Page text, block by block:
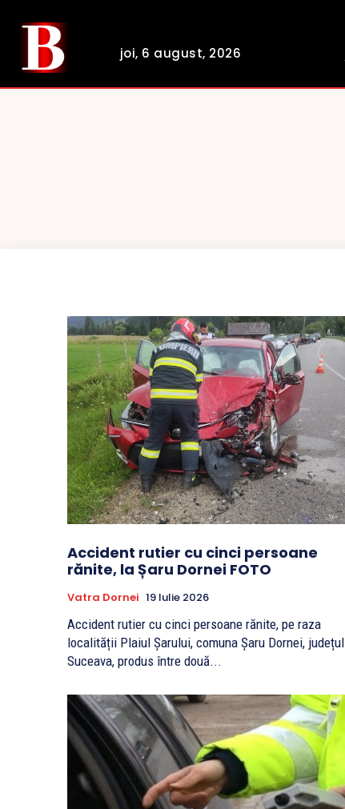
joi, 6 august, 2026
Accident rutier cu cinci persoane
rănite, la Șaru Dornei FOTO
Vatra Dornei 19 Iulie 2026
Accident rutier cu cinci persoane rănite, pe raza
localității Plaiul Șarului, comuna Șaru Dornei, județul
Suceava, produs între două...